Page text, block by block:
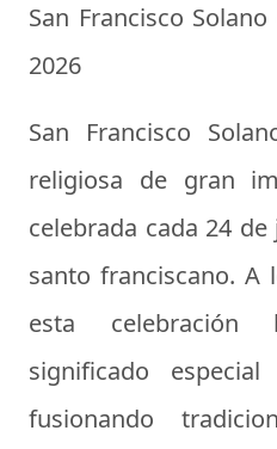
San Francisco
2026
San Francisco
religiosa de gran
celebrada cada 24
santo franciscano. A
esta
significado
fusionando